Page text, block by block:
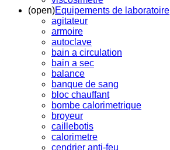
(open)Equipements de laboratoire
agitateur
armoire
autoclave
bain a circulation
bain a sec
balance
banque de sang
bloc chauffant
bombe calorimetrique
broyeur
caillebotis
calorimetre
cendrier anti-feu